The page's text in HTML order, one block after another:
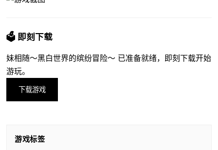
🗳️ 即刻下载
妹相随～黑白世界的缤纷冒险～ 已准备就绪，即刻下载开始
游玩。
下载游戏
游戏标签